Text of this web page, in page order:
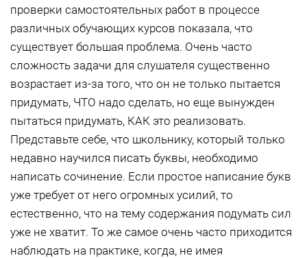
проверки самостоятельных работ в процессе
различных обучающих курсов показала, что
существует большая проблема. Очень часто
сложность задачи для слушателя существенно
возрастает из-за того, что он не только пытается
придумать, ЧТО надо сделать, но еще вынужден
пытаться придумать, КАК это реализовать.
Представьте себе, что школьнику, который только
недавно научился писать буквы, необходимо
написать сочинение. Если простое написание букв
уже требует от него огромных усилий, то
естественно, что на тему содержания подумать сил
уже не хватит. То же самое очень часто приходится
наблюдать на практике, когда, не имея